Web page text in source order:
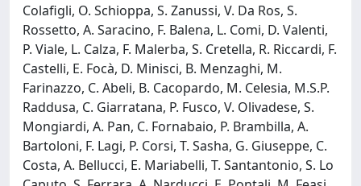
Colafigli, O. Schioppa, S. Zanussi, V. Da Ros, S.
Rossetto, A. Saracino, F. Balena, L. Comi, D. Valenti,
P. Viale, L. Calza, F. Malerba, S. Cretella, R. Riccardi, F.
Castelli, E. Focà, D. Minisci, B. Menzaghi, M.
Farinazzo, C. Abeli, B. Cacopardo, M. Celesia, M.S.P.
Raddusa, C. Giarratana, P. Fusco, V. Olivadese, S.
Mongiardi, A. Pan, C. Fornabaio, P. Brambilla, A.
Bartoloni, F. Lagi, P. Corsi, T. Sasha, G. Giuseppe, C.
Costa, A. Bellucci, E. Mariabelli, T. Santantonio, S. Lo